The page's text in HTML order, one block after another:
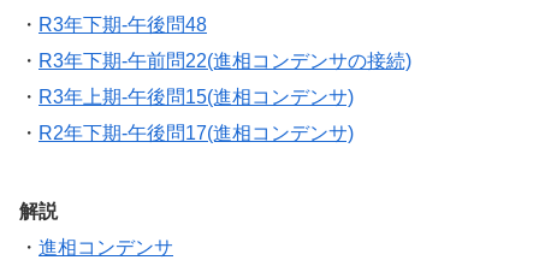
・ R3年下期-午後問48
・ R3年下期-午前問22(進相コンデンサの接続)
・ R3年上期-午後問15(進相コンデンサ)
・ R2年下期-午後問17(進相コンデンサ)
解説
・ 進相コンデンサ